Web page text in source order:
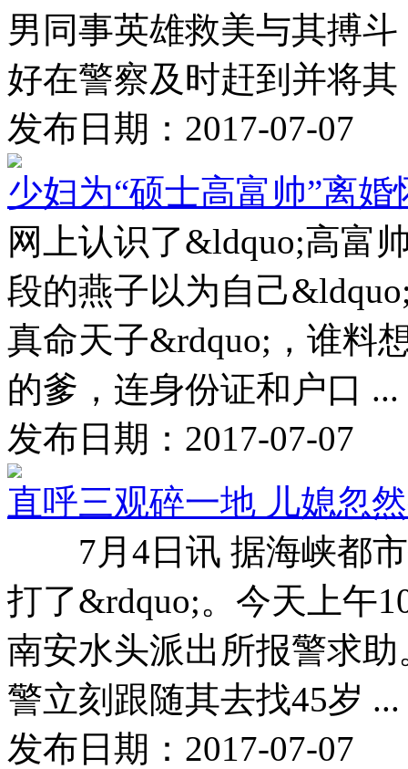
男同事英雄救美与其搏
好在警察及时赶到并将
发布日期：2017-07-07
少妇为“硕士高富帅”离
网上认识了&ldquo;高富
段的燕子以为自己
真命天子&rdquo;，谁料
的爹，连身份证和户口 ...
发布日期：2017-07-07
直呼三观碎一地 儿媳忽
7月4日讯 据海峡都市
打了&rdquo;。今天上午
南安水头派出所报警求
警立刻跟随其去找45岁 ...
发布日期：2017-07-07